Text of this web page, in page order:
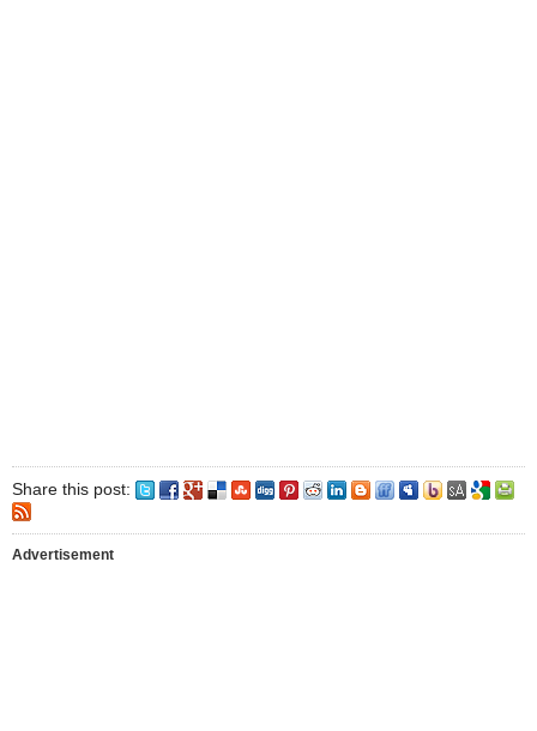
Share this post:
Advertisement